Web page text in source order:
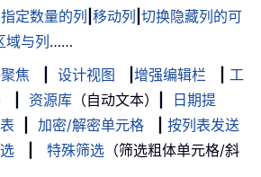
定数量的列 移动列 切换隐藏列的可
域与列 ……
焦 设计视图 增强编辑栏
工
资源库 （自动文本）
日期提
加密/解密单元格
按列表发送
特殊筛选 （筛选粗体单元格/斜